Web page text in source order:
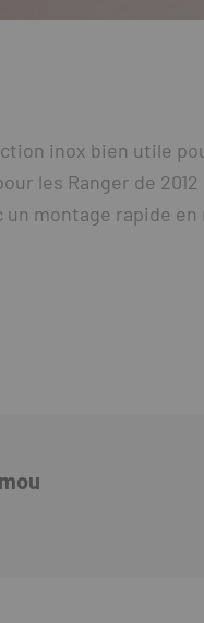
inox bien utile
les Ranger de
un montage rapide